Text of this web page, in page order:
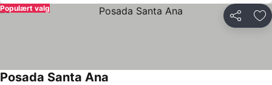
Del
Populært valg
Posada Santa Ana